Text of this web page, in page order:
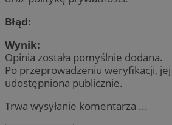
Błąd:
Wynik:
Opinia została pomyślnie dodana.
Po przeprowadzeniu weryfikacji,
udostępniona publicznie.
Trwa wysyłanie komentarza ...